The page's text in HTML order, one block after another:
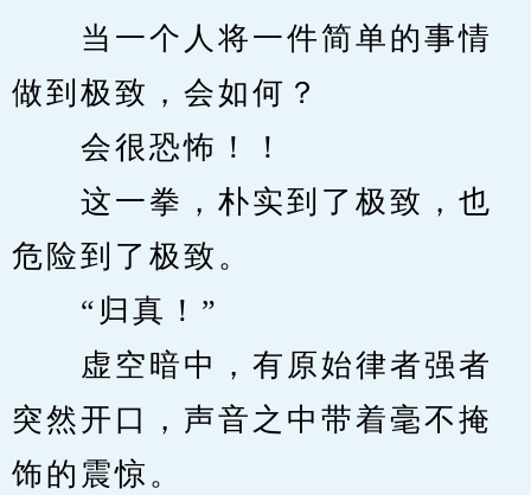
当一个人将一件简单的事情
做到极致，会如何？
会很恐怖！！
这一拳，朴实到了极致，也
危险到了极致。
“归真！”
虚空暗中，有原始律者强者
突然开口，声音之中带着毫不掩
饰的震惊。